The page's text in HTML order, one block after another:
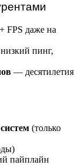
FPS даже на
пинг,
— десятилетия
(только
пайплайн